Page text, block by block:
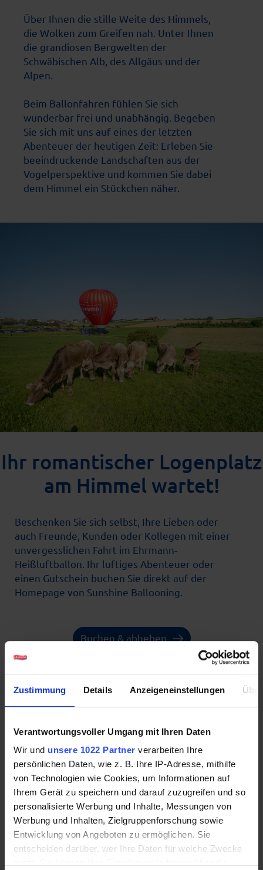
Zustimmung Details Anzeigeneinstellungen
Verantwortungsvoller Umgang mit Ihren Daten
Wir und unsere 1022 Partner verarbeiten Ihre
persönlichen Daten, wie z. B. Ihre IP-Adresse, mithilfe
von Technologien wie Cookies, um Informationen auf
Ihrem Gerät zu speichern und darauf zuzugreifen und so
personalisierte Werbung und Inhalte, Messungen von
Werbung und Inhalten, Zielgruppenforschung sowie
Entwicklung von Angeboten zu ermöglichen. Sie
entscheiden darüber, wer Ihre Daten für welche Zwecke
Über Ihnen die stille Weite des Himmels,
die Wolken zum Greifen nah. Unter Ihnen
die grandiosen Bergwelten der
Schwäbischen Alb, des Allgäus und der
Alpen.
Beim Ballonfahren fühlen Sie sich
wunderbar frei und unabhängig. Begeben
Sie sich mit uns auf eines der letzten
Abenteuer der heutigen Zeit: Erleben Sie
beeindruckende Landschaften aus der
Vogelperspektive und kommen Sie dabei
dem Himmel ein Stückchen näher.
Ihr romantischer Logenplatz
am Himmel wartet!
Beschenken Sie sich selbst, Ihre Lieben oder
auch Freunde, Kunden oder Kollegen mit einer
unvergesslichen Fahrt im Ehrmann-
Heißluftballon. Ihr luftiges Abenteuer oder
einen Gutschein buchen Sie direkt auf der
Homepage von Sunshine Ballooning.
Buchen & abheben
Ablauf & Voraussetzungen